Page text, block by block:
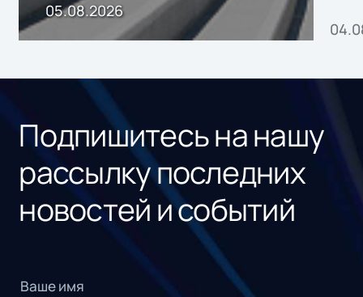
05.08.2026
Подпишитесь на нашу
рассылку последних
новостей и событий